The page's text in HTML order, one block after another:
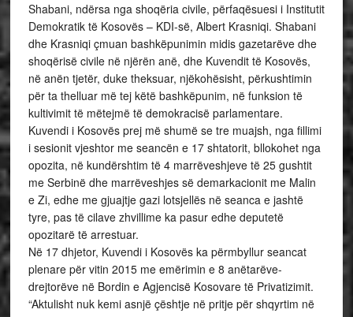
Shabani, ndërsa nga shoqëria civile, përfaqësuesi i Institutit
Demokratik të Kosovës – KDI-së, Albert Krasniqi. Shabani
dhe Krasniqi çmuan bashkëpunimin midis gazetarëve dhe
shoqërisë civile në njërën anë, dhe Kuvendit të Kosovës,
në anën tjetër, duke theksuar, njëkohësisht, përkushtimin
për ta thelluar më tej këtë bashkëpunim, në funksion të
kultivimit të mëtejmë të demokracisë parlamentare.
Kuvendi i Kosovës prej më shumë se tre muajsh, nga fillimi
i sesionit vjeshtor me seancën e 17 shtatorit, bllokohet nga
opozita, në kundërshtim të 4 marrëveshjeve të 25 gushtit
me Serbinë dhe marrëveshjes së demarkacionit me Malin
e Zi, edhe me gjuajtje gazi lotsjellës në seanca e jashtë
tyre, pas të cilave zhvillime ka pasur edhe deputetë
opozitarë të arrestuar.
Në 17 dhjetor, Kuvendi i Kosovës ka përmbyllur seancat
plenare për vitin 2015 me emërimin e 8 anëtarëve-
drejtorëve në Bordin e Agjencisë Kosovare të Privatizimit.
“Aktulisht nuk kemi asnjë çështje në pritje për shqyrtim në